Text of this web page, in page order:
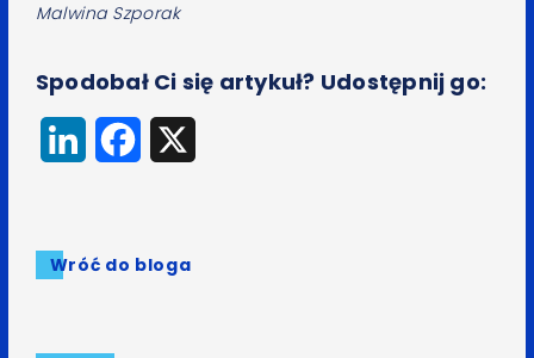
Malwina Szporak
Spodobał Ci się artykuł? Udostępnij go:
LinkedInFacebook
Wróć do bloga